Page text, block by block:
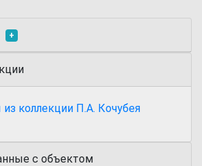
+
коллекции П.А. Кочубея
с объектом